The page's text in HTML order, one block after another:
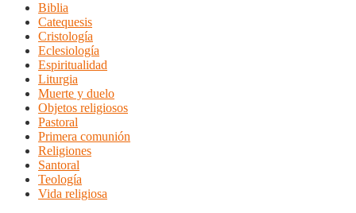
Biblia
Catequesis
Cristología
Eclesiología
Espiritualidad
Liturgia
Muerte y duelo
Objetos religiosos
Pastoral
Primera comunión
Religiones
Santoral
Teología
Vida religiosa